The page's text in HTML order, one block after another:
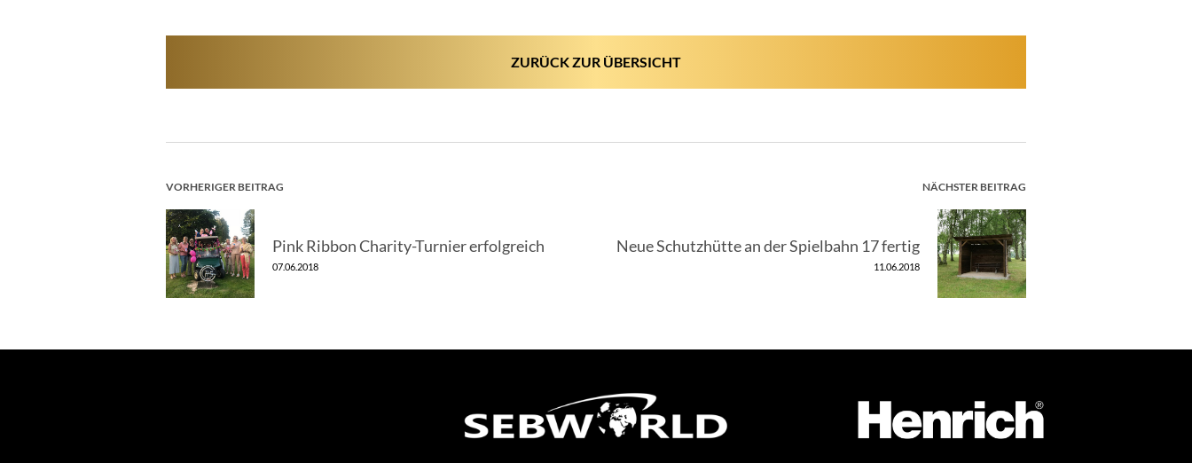
ZURÜCK ZUR ÜBERSICHT
BEITRAGSNAVIGATION
VORHERIGER BEITRAG
Pink Ribbon Charity-Turnier erfolgreich
07.06.2018
NÄCHSTER BEITRAG
Neue Schutzhütte an der Spielbahn 17 fertig
11.06.2018